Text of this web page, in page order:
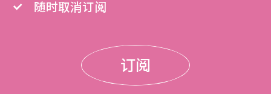
随时取消订阅
订阅